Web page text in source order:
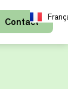
Contact